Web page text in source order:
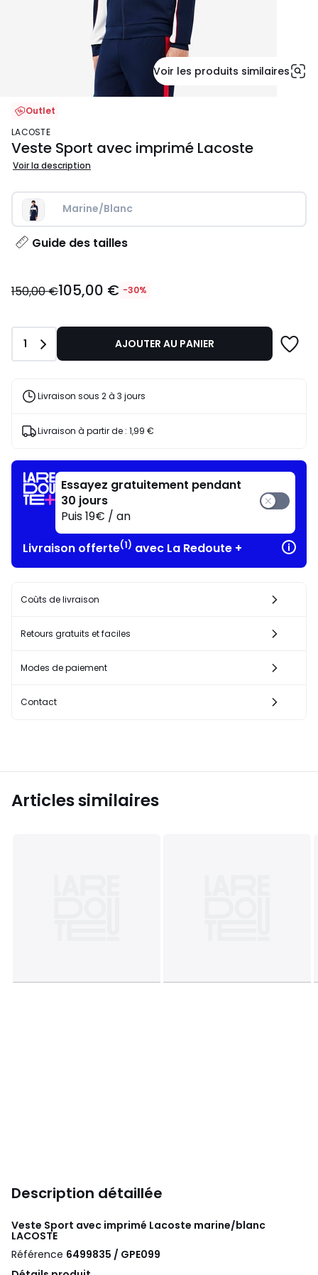
Voir les produits similaires
Outlet
LACOSTE
Veste Sport avec imprimé Lacoste
Voir la description
Marine/Blanc
Guide des tailles
€
150,00
€
de
réduction
150,00 €105,00 € -30%
Quantité
1 AJOUTER AU PANIER
Livraison sous 2 à 3 jours
Livraison à partir de : 1,99 €
Essayez gratuitement pendant
30 jours
Puis 19€ / an
Livraison offerte(1) avec La Redoute +
Coûts de livraison
Retours gratuits et faciles
Modes de paiement
Contact
Articles similaires
Description détaillée
Veste Sport avec imprimé Lacoste marine/blanc
LACOSTE
Référence 6499835 / GPE099